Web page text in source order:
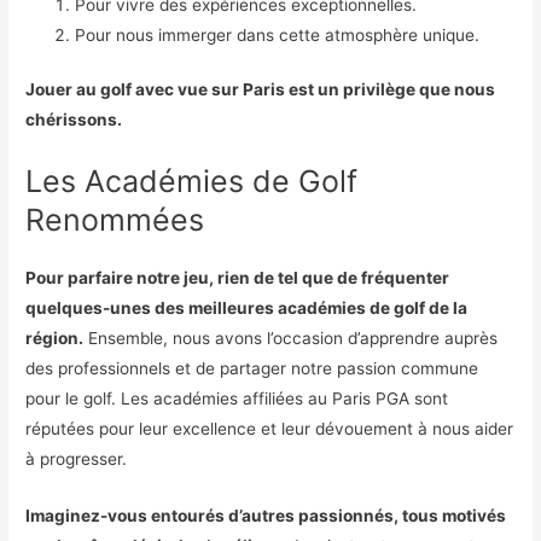
Pour vivre des expériences exceptionnelles.
Pour nous immerger dans cette atmosphère unique.
Jouer au golf avec vue sur Paris est un privilège que nous
chérissons.
Les Académies de Golf
Renommées
Pour parfaire notre jeu, rien de tel que de fréquenter
quelques-unes des meilleures académies de golf de la
région. Ensemble, nous avons l’occasion d’apprendre auprès
des professionnels et de partager notre passion commune
pour le golf. Les académies affiliées au Paris PGA sont
réputées pour leur excellence et leur dévouement à nous aider
à progresser.
Imaginez-vous entourés d’autres passionnés, tous motivés